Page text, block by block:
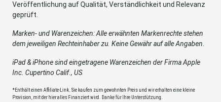
Veröffentlichung auf Qualität, Verständlichkeit und Relevanz
geprüft.
Marken- und Warenzeichen: Alle erwähnten Markenrechte stehen
dem jeweiligen Rechteinhaber zu. Keine Gewähr auf alle Angaben.
iPad & iPhone sind eingetragene Warenzeichen der Firma Apple
Inc. Cupertino Calif., US
*Enthält einen Affiliate-Link. Sie kaufen zum gewohnten Preis und wir erhalten eine kleine
Provision, mit der hier alles Finanziert wird. Danke für Ihre Unterstützung.